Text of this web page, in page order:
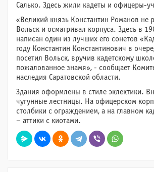
Салько. Здесь жили кадеты и офицеры-
«Великий князь Константин Романов не
Вольск и осматривал корпуса. Здесь в
написан один из лучших его сонетов
году Константин Константинович в
посетил Вольск, вручив кадетскому
пожалованное знамя», - сообщает
наследия Саратовской области.
Здания оформлены в стиле эклектики.
чугунные лестницы. На офицерском
столбики с ограждением, а на главном
– аттики с киотами.